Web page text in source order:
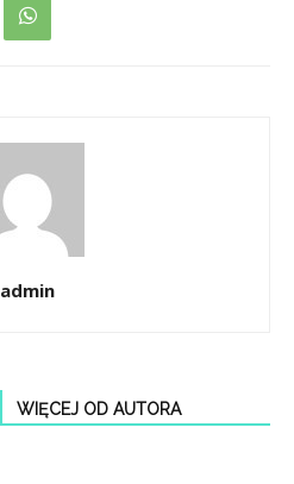
admin
WIĘCEJ OD AUTORA